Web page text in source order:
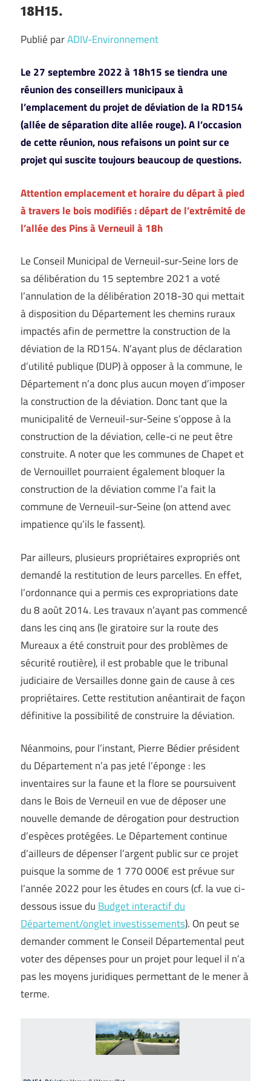
18H15.
Publié parADIV-Environnement
Le 27 septembre 2022 à 18h15 se tiendra une
réunion des conseillers municipaux à
l’emplacement du projet de déviation de la RD154
(allée de séparation dite allée rouge). A l’occasion
de cette réunion, nous refaisons un point sur ce
projet qui suscite toujours beaucoup de questions.
Attention emplacement et horaire du départ à pied
à travers le bois modifiés : départ de l’extrémité de
l’allée des Pins à Verneuil à 18h
Le Conseil Municipal de Verneuil-sur-Seine lors de
sa délibération du 15 septembre 2021 a voté
l’annulation de la délibération 2018-30 qui mettait
à disposition du Département les chemins ruraux
impactés afin de permettre la construction de la
déviation de la RD154. N’ayant plus de déclaration
d’utilité publique (DUP) à opposer à la commune, le
Département n’a donc plus aucun moyen d’imposer
la construction de la déviation. Donc tant que la
municipalité de Verneuil-sur-Seine s’oppose à la
construction de la déviation, celle-ci ne peut être
construite. A noter que les communes de Chapet et
de Vernouillet pourraient également bloquer la
construction de la déviation comme l’a fait la
commune de Verneuil-sur-Seine (on attend avec
impatience qu’ils le fassent).
Par ailleurs, plusieurs propriétaires expropriés ont
demandé la restitution de leurs parcelles. En effet,
l’ordonnance qui a permis ces expropriations date
du 8 août 2014. Les travaux n’ayant pas commencé
dans les cinq ans (le giratoire sur la route des
Mureaux a été construit pour des problèmes de
sécurité routière), il est probable que le tribunal
judiciaire de Versailles donne gain de cause à ces
propriétaires. Cette restitution anéantirait de façon
définitive la possibilité de construire la déviation.
Néanmoins, pour l’instant, Pierre Bédier président
du Département n’a pas jeté l’éponge : les
inventaires sur la faune et la flore se poursuivent
dans le Bois de Verneuil en vue de déposer une
nouvelle demande de dérogation pour destruction
d’espèces protégées. Le Département continue
d’ailleurs de dépenser l’argent public sur ce projet
puisque la somme de 1 770 000€ est prévue sur
l’année 2022 pour les études en cours (cf. la vue ci-
dessous issue duBudget interactif du
Département/onglet investissements). On peut se
demander comment le Conseil Départemental peut
voter des dépenses pour un projet pour lequel il n’a
pas les moyens juridiques permettant de le mener à
terme.